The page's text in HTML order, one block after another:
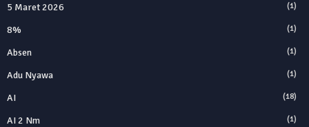
5 Maret 2026 (1)
8% (1)
Absen (1)
Adu Nyawa (1)
AI (18)
AI 2 Nm (1)